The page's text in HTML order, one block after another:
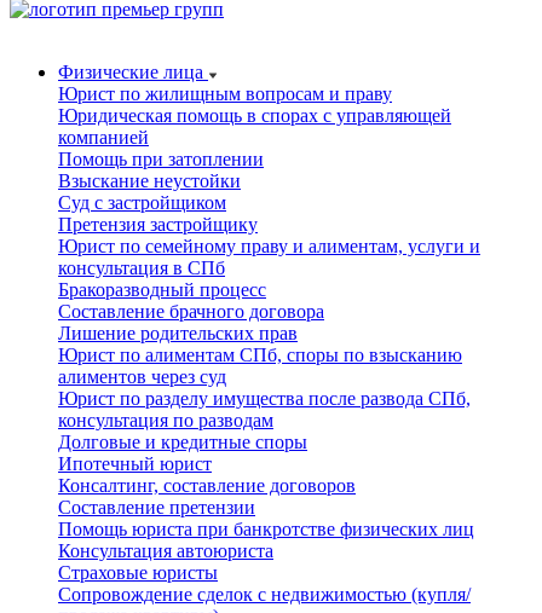
Физические лица
Юрист по жилищным вопросам и праву
Юридическая помощь в спорах с управляющей
компанией
Помощь при затоплении
Взыскание неустойки
Суд с застройщиком
Претензия застройщику
Юрист по семейному праву и алиментам, услуги и
консультация в СПб
Бракоразводный процесс
Составление брачного договора
Лишение родительских прав
Юрист по алиментам СПб, споры по взысканию
алиментов через суд
Юрист по разделу имущества после развода СПб,
консультация по разводам
Долговые и кредитные споры
Ипотечный юрист
Консалтинг, составление договоров
Составление претензии
Помощь юриста при банкротстве физических лиц
Консультация автоюриста
Страховые юристы
Сопровождение сделок с недвижимостью (купля/